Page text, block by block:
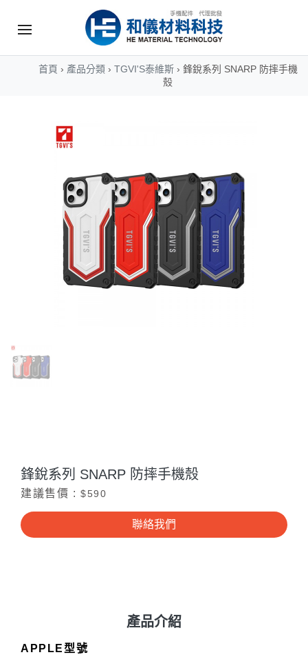
首頁 › 產品分類› TGVI'S泰維斯› 鋒銳系列 SNARP 防摔手機
殼
鋒銳系列 SNARP 防摔手機殼
建議售價 :$590
聯絡我們
產品介紹
APPLE型號